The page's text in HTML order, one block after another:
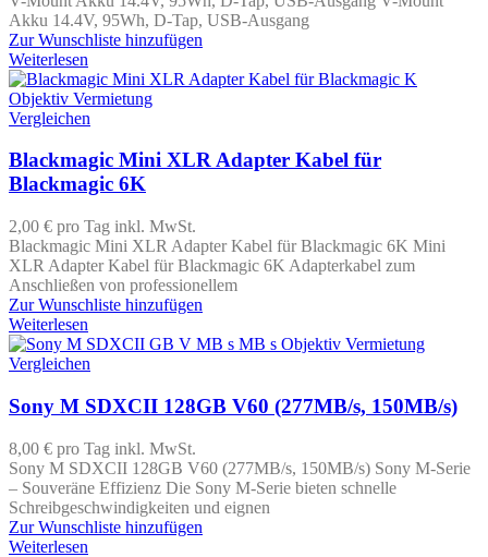
Akku 14.4V, 95Wh, D-Tap, USB-Ausgang
Zur Wunschliste hinzufügen
Weiterlesen
Vergleichen
Blackmagic Mini XLR Adapter Kabel für
Blackmagic 6K
2,00 € pro Tag inkl. MwSt.
Blackmagic Mini XLR Adapter Kabel für Blackmagic 6K Mini
XLR Adapter Kabel für Blackmagic 6K Adapterkabel zum
Anschließen von professionellem
Zur Wunschliste hinzufügen
Weiterlesen
Vergleichen
Sony M SDXCII 128GB V60 (277MB/s, 150MB/s)
8,00 € pro Tag inkl. MwSt.
Sony M SDXCII 128GB V60 (277MB/s, 150MB/s) Sony M-Serie
– Souveräne Effizienz Die Sony M-Serie bieten schnelle
Schreibgeschwindigkeiten und eignen
Zur Wunschliste hinzufügen
Weiterlesen